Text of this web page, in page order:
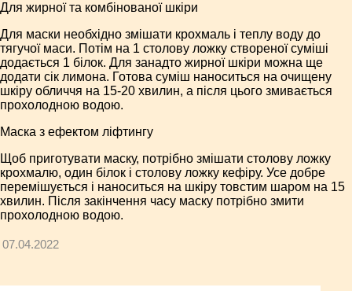
Для жирної та комбінованої шкіри
Для маски необхідно змішати крохмаль і теплу воду до
тягучої маси. Потім на 1 столову ложку створеної суміші
додається 1 білок. Для занадто жирної шкіри можна ще
додати сік лимона. Готова суміш наноситься на очищену
шкіру обличчя на 15-20 хвилин, а після цього змивається
прохолодною водою.
Маска з ефектом ліфтингу
Щоб приготувати маску, потрібно змішати столову ложку
крохмалю, один білок і столову ложку кефіру. Усе добре
перемішується і наноситься на шкіру товстим шаром на 15
хвилин. Після закінчення часу маску потрібно змити
прохолодною водою.
07.04.2022